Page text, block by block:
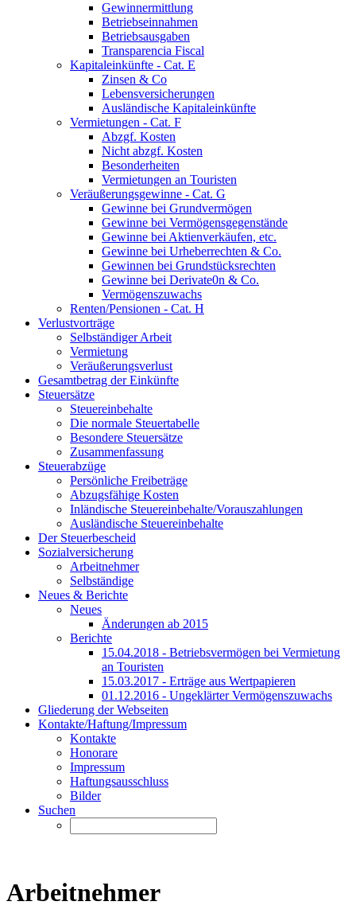
Gewinnermittlung
Betriebseinnahmen
Betriebsausgaben
Transparencia Fiscal
Kapitaleinkünfte - Cat. E
Zinsen & Co
Lebensversicherungen
Ausländische Kapitaleinkünfte
Vermietungen - Cat. F
Abzgf. Kosten
Nicht abzgf. Kosten
Besonderheiten
Vermietungen an Touristen
Veräußerungsgewinne - Cat. G
Gewinne bei Grundvermögen
Gewinne bei Vermögensgegenstände
Gewinne bei Aktienverkäufen, etc.
Gewinne bei Urheberrechten & Co.
Gewinnen bei Grundstücksrechten
Gewinne bei Derivate0n & Co.
Vermögenszuwachs
Renten/Pensionen - Cat. H
Verlustvorträge
Selbständiger Arbeit
Vermietung
Veräußerungsverlust
Gesamtbetrag der Einkünfte
Steuersätze
Steuereinbehalte
Die normale Steuertabelle
Besondere Steuersätze
Zusammenfassung
Steuerabzüge
Persönliche Freibeträge
Abzugsfähige Kosten
Inländische Steuereinbehalte/Vorauszahlungen
Ausländische Steuereinbehalte
Der Steuerbescheid
Sozialversicherung
Arbeitnehmer
Selbständige
Neues & Berichte
Neues
Änderungen ab 2015
Berichte
15.04.2018 - Betriebsvermögen bei Vermietung
an Touristen
15.03.2017 - Erträge aus Wertpapieren
01.12.2016 - Ungeklärter Vermögenszuwachs
Gliederung der Webseiten
Kontakte/Haftung/Impressum
Kontakte
Honorare
Impressum
Haftungsausschluss
Bilder
Suchen
Arbeitnehmer